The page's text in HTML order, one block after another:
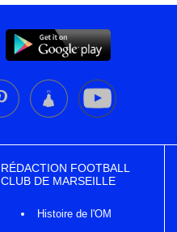
RÉDACTION FOOTBALL
CLUB DE MARSEILLE
Histoire de l'OM